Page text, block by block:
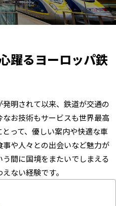
情報
躍るヨーロッパ鉄
明されて以来、鉄道が交通の
お技術もサービスも世界最高
って、優しい案内や快適な車
や人々との出会いなど魅力が
間に国境をまたいでしまえる
ない経験です。